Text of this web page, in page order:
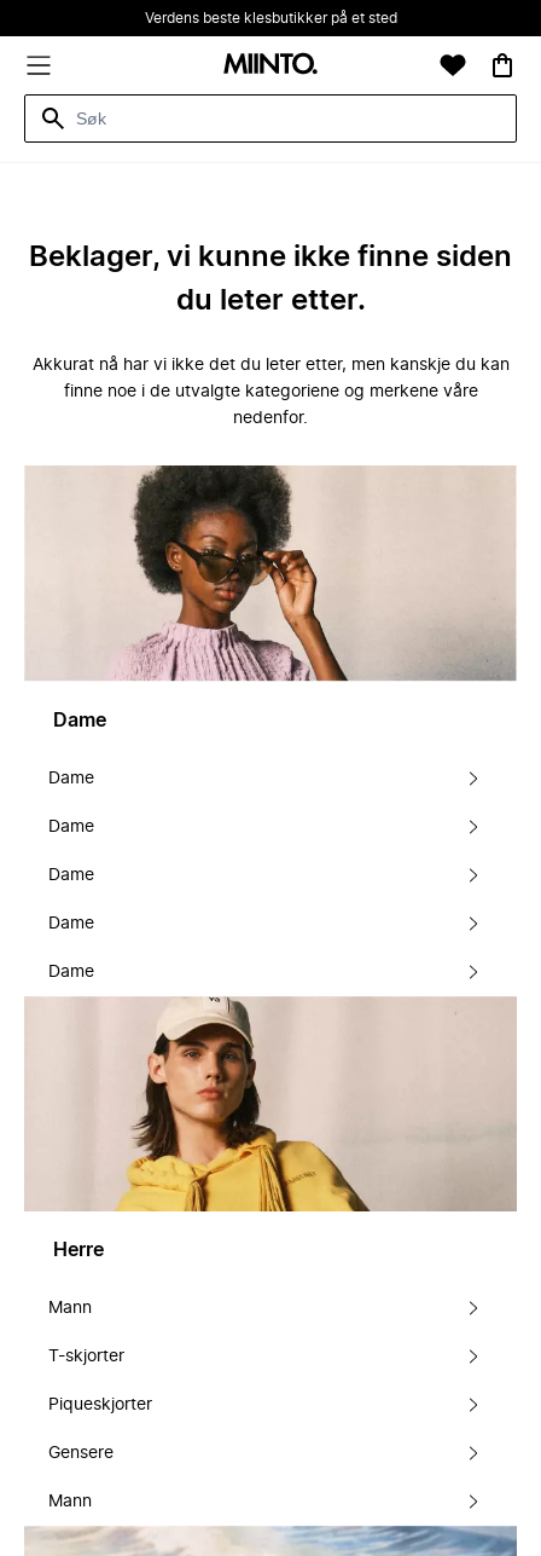
Verdens beste klesbutikker på et sted
Beklager, vi kunne ikke finne siden
du leter etter.
Akkurat nå har vi ikke det du leter etter, men kanskje du kan
finne noe i de utvalgte kategoriene og merkene våre
nedenfor.
Dame
Dame
Dame
Dame
Dame
Dame
Herre
Mann
T-skjorter
Piqueskjorter
Gensere
Mann